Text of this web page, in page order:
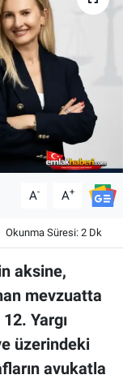
A- A+
Okunma Süresi: 2 Dk
aksine,
mevzuatta
Yargı
üzerindeki
avukatla